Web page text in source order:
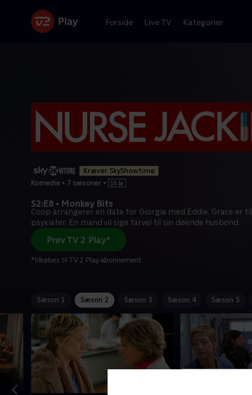
Forside Live TV Kategorier
Kræver SkyShowtime
Komedie • 7 sæsoner •
S2:E8 • Monkey Bits
Coop arrangerer en date for Giorgia med Eddie. Grace er til
psykiater. En mand vil sige farvel til sin døende husbond.
Prøv TV 2 Play*
*tilkøbes til TV 2 Play abonnement
Sæson 1 Sæson 2 Sæson 3 Sæson 4 Sæson 5